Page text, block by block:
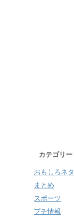
カテゴリー
おもしろネタ
まとめ
スポーツ
プチ情報